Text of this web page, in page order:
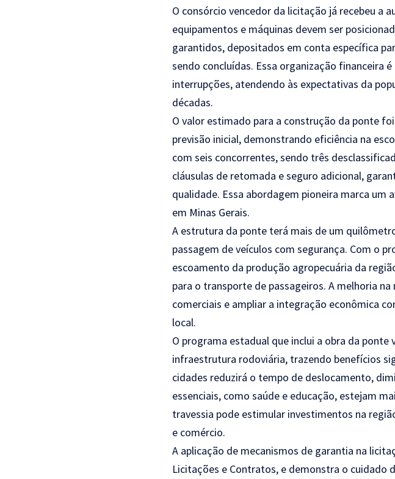
O consórcio vencedor da licitação já recebeu a
equipamentos e máquinas devem ser
garantidos, depositados em conta específica
sendo concluídas. Essa organização financeira
interrupções, atendendo às expectativas da
décadas.
O valor estimado para a construção da ponte
previsão inicial, demonstrando eficiência na
com seis concorrentes, sendo três
cláusulas de retomada e seguro adicional,
qualidade. Essa abordagem pioneira marca
em Minas Gerais.
A estrutura da ponte terá mais de um
passagem de veículos com segurança. Com o
escoamento da produção agropecuária da
para o transporte de passageiros. A melhoria
comerciais e ampliar a integração econômica
local.
O programa estadual que inclui a obra da
infraestrutura rodoviária, trazendo benefícios
cidades reduzirá o tempo de deslocamento,
essenciais, como saúde e educação, estejam
travessia pode estimular investimentos na
e comércio.
A aplicação de mecanismos de garantia na
Licitações e Contratos, e demonstra o cuidado